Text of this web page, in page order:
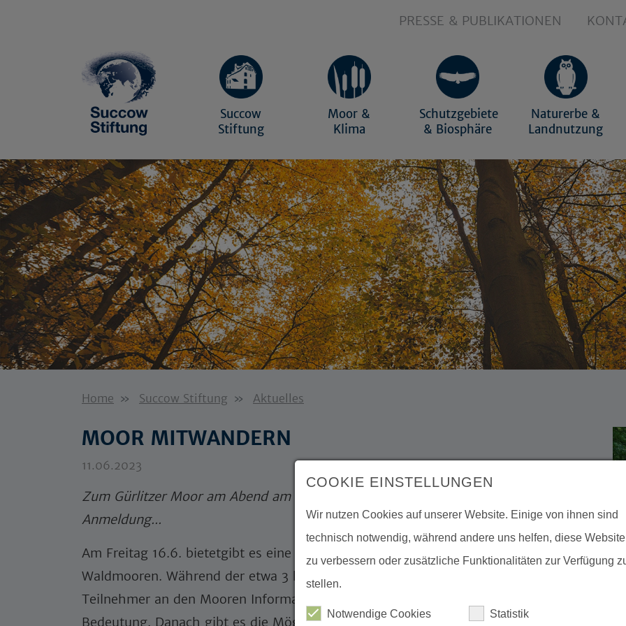
PRESSE & PUBLIKATIONEN
Succow
Stiftung
Moor &
Klima
Schutzgebiete
& Biosphäre
Naturerbe &
Landnutzung
Home Succow Stiftung Aktuelles
MOOR MITWANDERN
11.06.2023
Zum Gürlitzer Moor am Abend am 16.6. ab 17 Uhr - kostenfrei aber bitte mit
Anmeldung...
Am Freitag 16.6. bietetgibt es eine abendliche Wanderung zu den Gülitzer
Waldmooren. Während der etwa 3 km langen Wanderung ab 17 Uhr erhalten die
Teilnehmer an den Mooren Informationen zu deren Entwicklung und
Bedeutung. Danach gibt es die Möglichkeit zu Fragen und Gespräch bei einem
COOKIE EINSTELLUNGEN
Wir nutzen Cookies auf unserer Website. Einige von ihnen sind
technisch notwendig, während andere uns helfen, diese Website
zu verbessern oder zusätzliche Funktionalitäten zur Verfügung
stellen.
Notwendige Cookies Statistik